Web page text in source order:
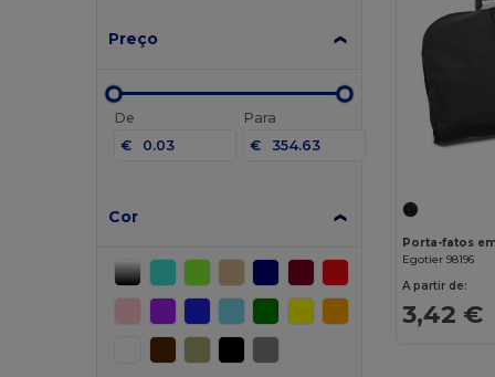
Preço
De
€
Para
€
Cor
Egotier 98196
A partir de:
3,42 €